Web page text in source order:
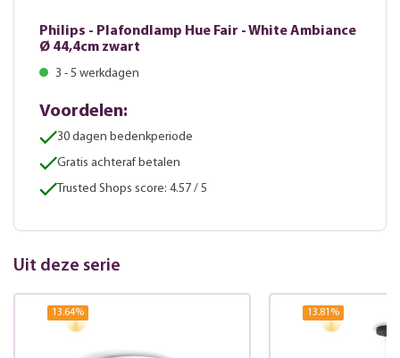
Philips - Plafondlamp Hue Fair - White Ambiance
Ø 44,4cm zwart
3 - 5 werkdagen
Voordelen:
30 dagen bedenkperiode
Gratis achteraf betalen
Trusted Shops score: 4.57 / 5
Uit deze serie
13.64% 13.81 %